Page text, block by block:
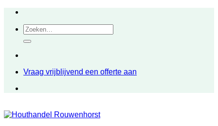
inhoudZoeken
naar:
Vraag vrijblijvend een offerte aan